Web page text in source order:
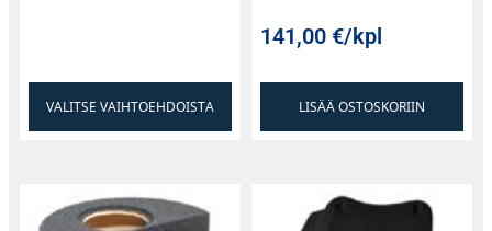
VALITSE VAIHTOEHDOISTA
141,00€/kpl
LISÄÄ OSTOSKORIIN